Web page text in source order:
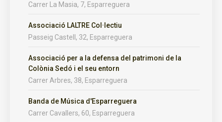
Carrer La Masia, 7, Esparreguera
Associació LALTRE Col·lectiu
Passeig Castell, 32, Esparreguera
Associació per a la defensa del patrimoni de la
Colònia Sedó i el seu entorn
Carrer Arbres, 38, Esparreguera
Banda de Música d'Esparreguera
Carrer Cavallers, 60, Esparreguera